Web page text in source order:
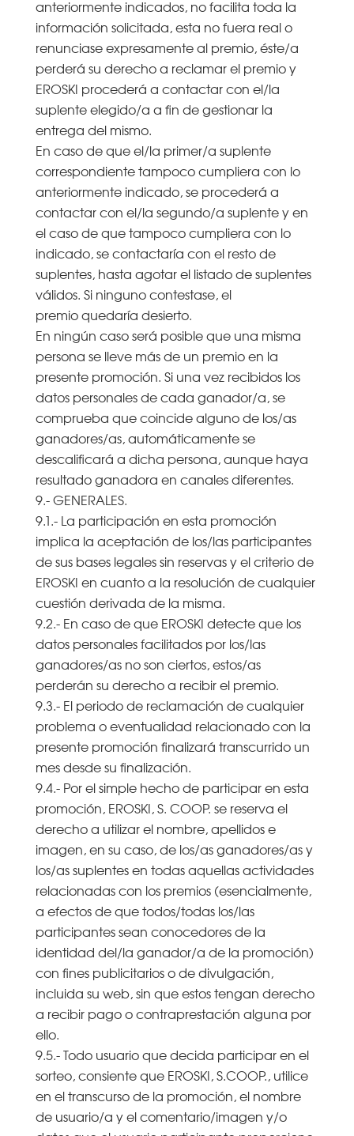
anteriormente indicados, no facilita toda la
información solicitada, esta no fuera real o
renunciase expresamente al premio, éste/a
perderá su derecho a reclamar el premio y
EROSKI procederá a contactar con el/la
suplente elegido/a a fin de gestionar la
entrega del mismo.
En caso de que el/la primer/a suplente
correspondiente tampoco cumpliera con lo
anteriormente indicado, se procederá a
contactar con el/la segundo/a suplente y en
el caso de que tampoco cumpliera con lo
indicado, se contactaría con el resto de
suplentes, hasta agotar el listado de suplentes
válidos. Si ninguno contestase, el
premio quedaría desierto.
En ningún caso será posible que una misma
persona se lleve más de un premio en la
presente promoción. Si una vez recibidos los
datos personales de cada ganador/a, se
comprueba que coincide alguno de los/as
ganadores/as, automáticamente se
descalificará a dicha persona, aunque haya
resultado ganadora en canales diferentes.
9.- GENERALES.
9.1.- La participación en esta promoción
implica la aceptación de los/las participantes
de sus bases legales sin reservas y el criterio de
EROSKI en cuanto a la resolución de cualquier
cuestión derivada de la misma.
9.2.- En caso de que EROSKI detecte que los
datos personales facilitados por los/las
ganadores/as no son ciertos, estos/as
perderán su derecho a recibir el premio.
9.3.- El periodo de reclamación de cualquier
problema o eventualidad relacionado con la
presente promoción finalizará transcurrido un
mes desde su finalización.
9.4.- Por el simple hecho de participar en esta
promoción, EROSKI, S. COOP. se reserva el
derecho a utilizar el nombre, apellidos e
imagen, en su caso, de los/as ganadores/as y
los/as suplentes en todas aquellas actividades
relacionadas con los premios (esencialmente,
a efectos de que todos/todas los/las
participantes sean conocedores de la
identidad del/la ganador/a de la promoción)
con fines publicitarios o de divulgación,
incluida su web, sin que estos tengan derecho
a recibir pago o contraprestación alguna por
ello.
9.5.- Todo usuario que decida participar en el
sorteo, consiente que EROSKI, S.COOP., utilice
en el transcurso de la promoción, el nombre
de usuario/a y el comentario/imagen y/o